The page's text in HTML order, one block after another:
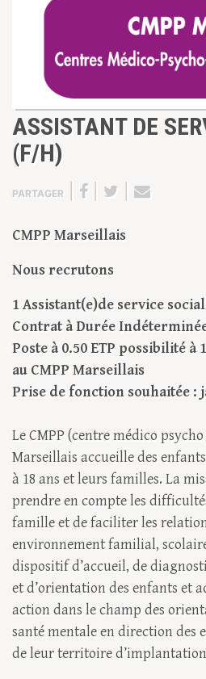
ASSISTANT DE
(F/H)
PARTAGER
CMPP Marseillais
Nous recrutons
1 Assistant(e)de service
Contrat à Durée
Poste à 0.50 ETP possibilité à
au CMPP Marseillais
Prise de fonction souhaitée :
Le CMPP (centre médico
Marseillais accueille des
à 18 ans et leurs familles. La
prendre en compte les
famille et de faciliter les
environnement familial,
dispositif d’accueil, de
et d’orientation des enfants et
action dans le champ des
santé mentale en direction des
de leur territoire